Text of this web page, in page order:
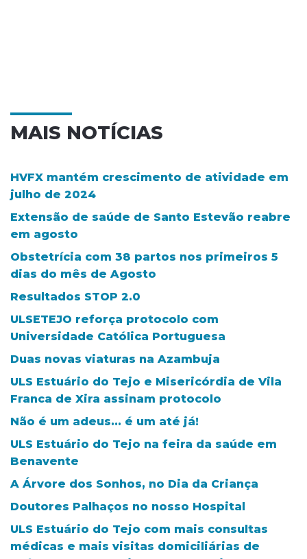
MAIS NOTÍCIAS
HVFX mantém crescimento de atividade em
julho de 2024
Extensão de saúde de Santo Estevão reabre
em agosto
Obstetrícia com 38 partos nos primeiros 5
dias do mês de Agosto
Resultados STOP 2.0
ULSETEJO reforça protocolo com
Universidade Católica Portuguesa
Duas novas viaturas na Azambuja
ULS Estuário do Tejo e Misericórdia de Vila
Franca de Xira assinam protocolo
Não é um adeus... é um até já!
ULS Estuário do Tejo na feira da saúde em
Benavente
A Árvore dos Sonhos, no Dia da Criança
Doutores Palhaços no nosso Hospital
ULS Estuário do Tejo com mais consultas
médicas e mais visitas domiciliárias de